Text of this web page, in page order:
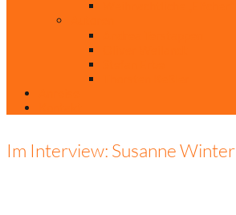
Im Interview: Susanne Winter